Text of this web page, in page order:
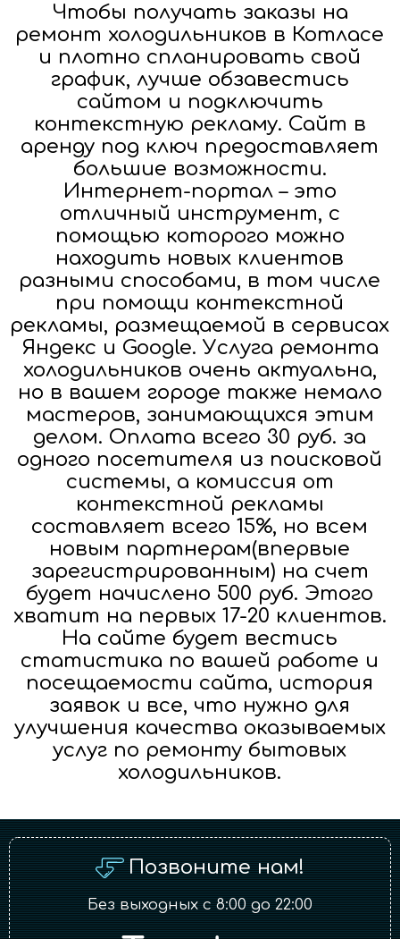
Чтобы получать заказы на
ремонт холодильников в Котласе
и плотно спланировать свой
график, лучше обзавестись
сайтом и подключить
контекстную рекламу. Сайт в
аренду под ключ предоставляет
большие возможности.
Интернет-портал – это
отличный инструмент, с
помощью которого можно
находить новых клиентов
разными способами, в том числе
при помощи контекстной
рекламы, размещаемой в сервисах
Яндекс и Google. Услуга ремонта
холодильников очень актуальна,
но в вашем городе также немало
мастеров, занимающихся этим
делом. Оплата всего 30 руб. за
одного посетителя из поисковой
системы, а комиссия от
контекстной рекламы
составляет всего 15%, но всем
новым партнерам(впервые
зарегистрированным) на счет
будет начислено 500 руб. Этого
хватит на первых 17-20 клиентов.
На сайте будет вестись
статистика по вашей работе и
посещаемости сайта, история
заявок и все, что нужно для
улучшения качества оказываемых
услуг по ремонту бытовых
холодильников.
Позвоните нам!
Без выходных с 8:00 до 22:00